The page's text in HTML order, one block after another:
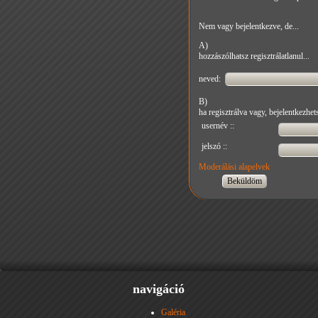
Nem vagy bejelentkezve, de...
A)
hozzászólhatsz regisztrálatlanul...
neved:
B)
ha regisztrálva vagy,
usernév ::
jelszó ::
Moderálási alapelvek
navigáció
Galéria